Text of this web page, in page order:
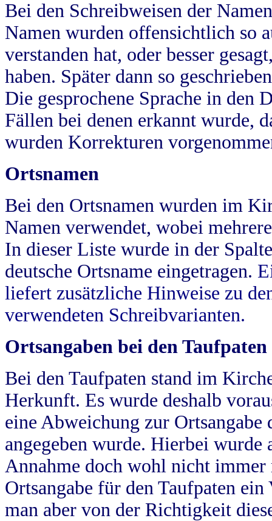
Bei den Schreibweisen der
Namen wurden offensichtlich so
verstanden hat, oder besser
haben. Später dann so
Die gesprochene Sprache in
Fällen bei denen erkannt wurde,
wurden Korrekturen
Ortsnamen
Bei den Ortsnamen wurden im
Namen verwendet, wobei
In dieser Liste wurde in der
deutsche Ortsname eingetragen.
liefert zusätzliche Hinweise zu
verwendeten Schreibvarianten.
Ortsangaben bei den Taufpaten
Bei den Taufpaten stand im
Herkunft. Es wurde deshalb
eine Abweichung zur
angegeben wurde. Hierbei wurde
Annahme doch wohl nicht
Ortsangabe für den Taufpaten
man aber von der Richtigkeit